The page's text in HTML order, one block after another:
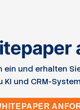
ein und erhalten
KI und CRM-